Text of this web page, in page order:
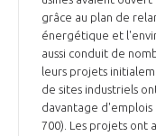
grâce au plan de
énergétique et
aussi conduit de
leurs projets
de sites industriels
davantage d'emplois
700). Les projets ont